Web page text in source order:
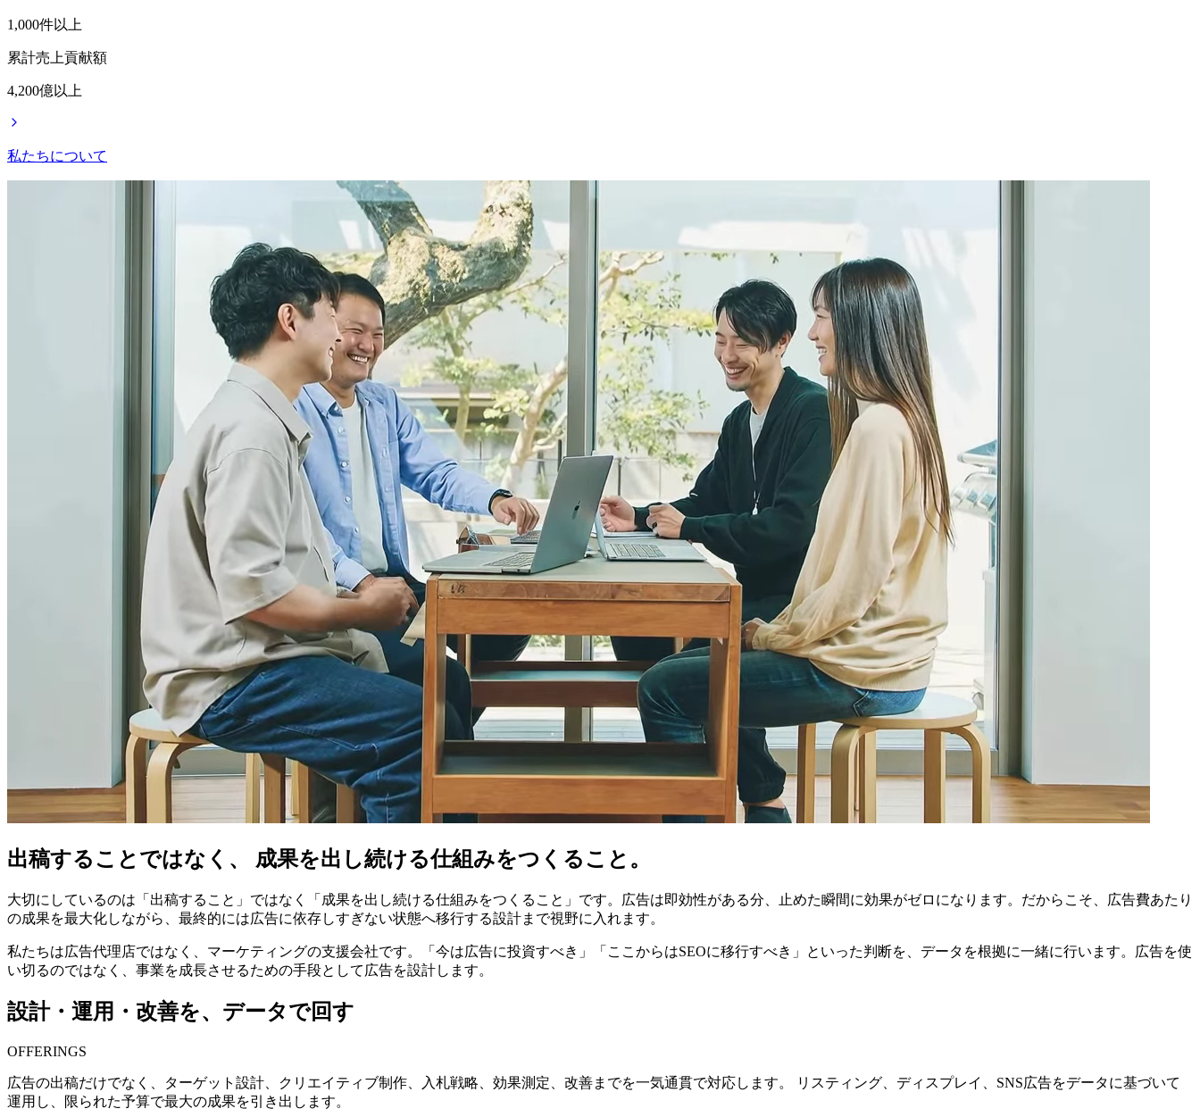
1,000件以上
累計売上貢献額
4,200億以上
私たちについて
出稿することではなく、 成果を出し続ける仕組みをつくること。
大切にしているのは「出稿すること」ではなく「成果を出し続ける仕組みをつくること」です。広告は即効性がある分、止めた瞬間に効果がゼロになります。だからこそ、広告費あたり
の成果を最大化しながら、最終的には広告に依存しすぎない状態へ移行する設計まで視野に入れます。
私たちは広告代理店ではなく、マーケティングの支援会社です。「今は広告に投資すべき」「ここからはSEOに移行すべき」といった判断を、データを根拠に一緒に行います。広告を使
い切るのではなく、事業を成長させるための手段として広告を設計します。
設計・運用・改善を、データで回す
OFFERINGS
広告の出稿だけでなく、ターゲット設計、クリエイティブ制作、入札戦略、効果測定、改善までを一気通貫で対応します。 リスティング、ディスプレイ、SNS広告をデータに基づいて
運用し、限られた予算で最大の成果を引き出します。